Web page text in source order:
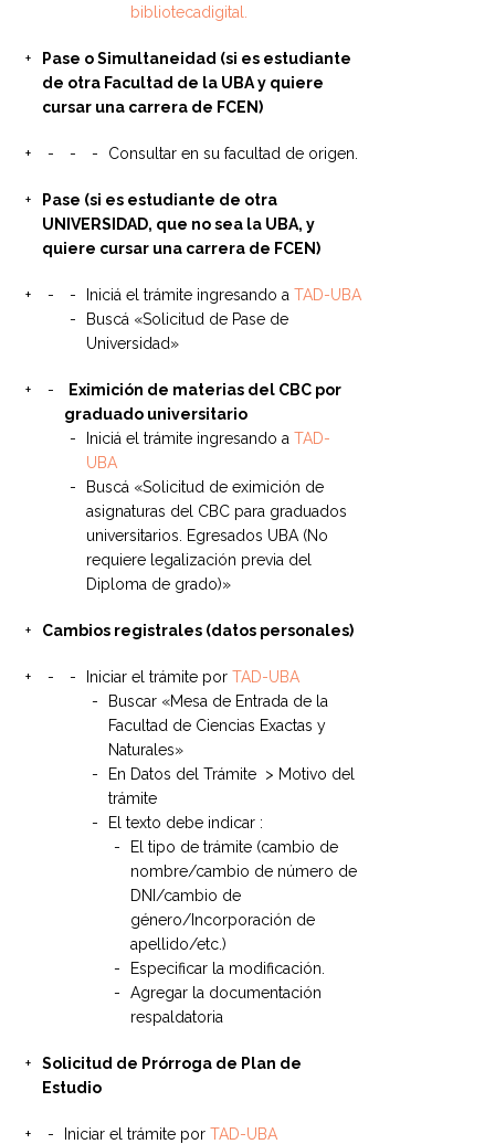
bibliotecadigital.
Pase o Simultaneidad (si es estudiante
de otra Facultad de la UBA y quiere
cursar una carrera de FCEN)
Consultar en su facultad de origen.
Pase (si es estudiante de otra
UNIVERSIDAD, que no sea la UBA, y
quiere cursar una carrera de FCEN)
Iniciá el trámite ingresando a TAD-UBA
Buscá «Solicitud de Pase de
Universidad»
Eximición de materias del CBC por
graduado universitario
Iniciá el trámite ingresando a TAD-
UBA
Buscá «Solicitud de eximición de
asignaturas del CBC para graduados
universitarios. Egresados UBA (No
requiere legalización previa del
Diploma de grado)»
Cambios registrales (datos personales)
Iniciar el trámite porTAD-UBA
Buscar «Mesa de Entrada de la
Facultad de Ciencias Exactas y
Naturales»
En Datos del Trámite > Motivo del
trámite
El texto debe indicar :
El tipo de trámite (cambio de
nombre/cambio de número de
DNI/cambio de
género/Incorporación de
apellido/etc.)
Especificar la modificación.
Agregar la documentación
respaldatoria
Solicitud de Prórroga de Plan de
Estudio
Iniciar el trámite porTAD-UBA